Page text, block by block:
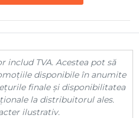
includ TVA. Acestea pot să
disponibile în anumite
finale și disponibilitatea
la distribuitorul ales.
ilustrativ.